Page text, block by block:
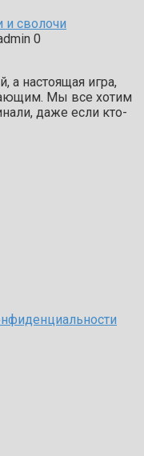
и сволочи
0
а настоящая игра,
Мы все хотим
даже если кто-